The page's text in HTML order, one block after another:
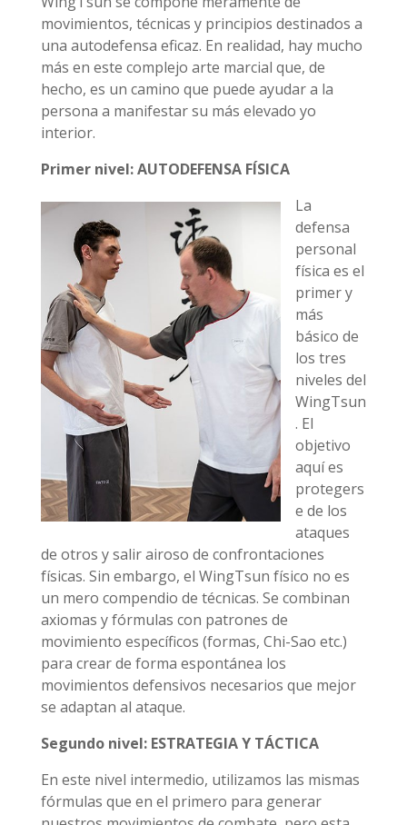
movimientos, técnicas y principios destinados a
una autodefensa eficaz. En realidad, hay mucho
más en este complejo arte marcial que, de
hecho, es un camino que puede ayudar a la
persona a manifestar su más elevado yo
interior.
Primer nivel: AUTODEFENSA FÍSICA
La
defensa
personal
física es el
primer y
más
básico de
los tres
niveles del
WingTsun
. El
objetivo
aquí es
protegers
e de los
ataques
de otros y salir airoso de confrontaciones
físicas. Sin embargo, el WingTsun físico no es
un mero compendio de técnicas. Se combinan
axiomas y fórmulas con patrones de
movimiento específicos (formas, Chi-Sao etc.)
para crear de forma espontánea los
movimientos defensivos necesarios que mejor
se adaptan al ataque.
Segundo nivel: ESTRATEGIA Y TÁCTICA
En este nivel intermedio, utilizamos las mismas
fórmulas que en el primero para generar